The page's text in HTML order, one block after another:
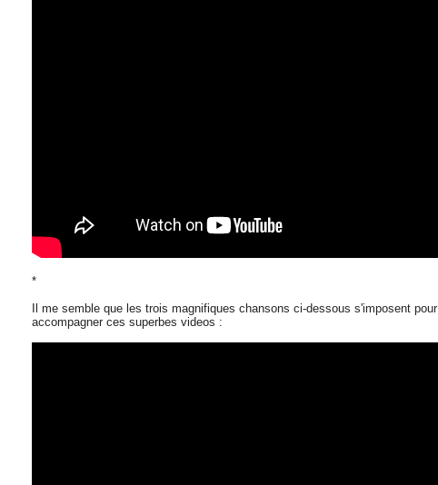
*
Il me semble que les trois magnifiques chansons ci-dessous s'imposent pour
accompagner ces superbes videos :